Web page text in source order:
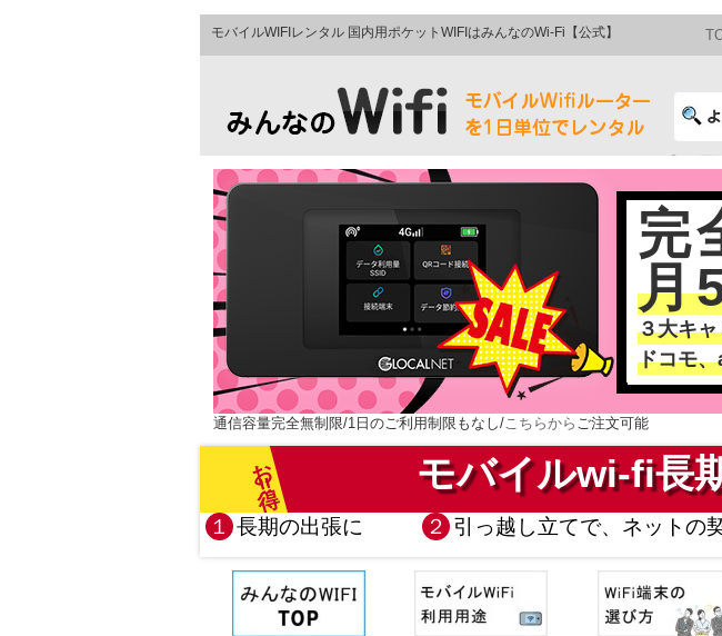
モバイルWIFIレンタル 国内用ポケットWIFIはみんなのWi-Fi【公式】
完
月
３大キ
ドコモ
通信容量完全無制限/1日のご利用制限もなし/ こちらから ご注文可能
モバイルwi-fi長
お得‼
１ 長期の出張に ２ 引っ越し立てで、ネットの